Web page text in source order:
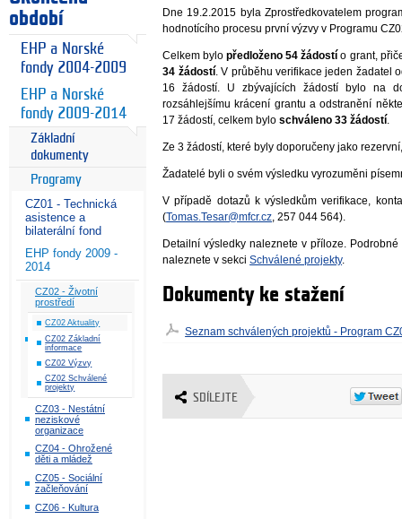
období
EHP a Norské
fondy 2004-2009
EHP a Norské
fondy 2009-2014
Základní
dokumenty
Programy
CZ01 - Technická
asistence a
bilaterální fond
EHP fondy 2009 -
2014
CZ02 - Životní
prostředí
CZ02 Aktuality
CZ02 Základní
informace
CZ02 Výzvy
CZ02 Schválené
projekty
CZ03 - Nestátní
neziskové
organizace
CZ04 - Ohrožené
děti a mládež
CZ05 - Sociální
začleňování
CZ06 - Kultura
Dne 19.2.2015 byla Zprostředkovatelem
hodnotícího procesu první výzvy v Programu
Celkem bylopředloženo 54 žádostí o grant,
34 žádostí. V průběhu verifikace jeden žadatel
16 žádostí. U zbývajících žádostí bylo na
rozsáhlejšímu krácení grantu a odstranění
17 žádostí, celkem byloschváleno 33 žádostí.
Ze 3 žádostí, které byly doporučeny jako
Žadatelé byli o svém výsledku vyrozuměni
V případě dotazů k výsledkům verifikace,
(Tomas.Tesar@mfcr.cz, 257 044 564).
Detailní výsledky naleznete v příloze.
naleznete v sekciSchválené projekty.
Dokumenty ke stažení
Seznam schválených projektů - Program
SDÍLEJTE